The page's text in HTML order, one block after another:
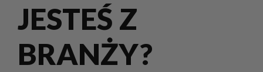
JESTEŚ Z
BRANŻY?